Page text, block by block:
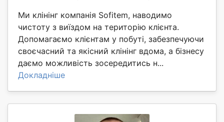
Ми клінінг компанія Sofitem, наводимо
чистоту з виїздом на територію клієнта.
Допомагаємо клієнтам у побуті, забезпечуючи
своєчасний та якісний клінінг вдома, а бізнесу
даємо можливість зосередитись н...
Докладніше